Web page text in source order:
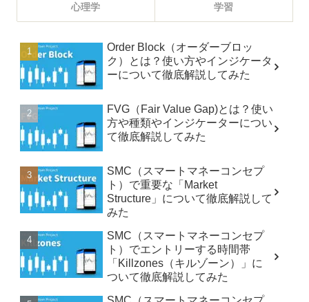
心理学 学習
Order Block（オーダーブロッ
ク）とは？使い方やインジケータ
ーについて徹底解説してみた
FVG（Fair Value Gap)とは？使い
方や種類やインジケーターについ
て徹底解説してみた
SMC（スマートマネーコンセプ
ト）で重要な「Market
Structure」について徹底解説して
みた
SMC（スマートマネーコンセプ
ト）でエントリーする時間帯
「Killzones（キルゾーン）」に
ついて徹底解説してみた